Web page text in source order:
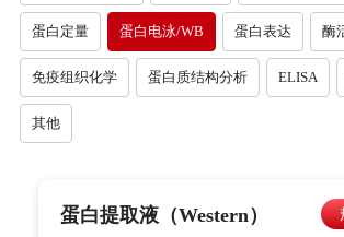
蛋白定量 蛋白电泳/WB 蛋白表达 酶
免疫组织化学 蛋白质结构分析 ELISA
其他
蛋白提取液（Western）